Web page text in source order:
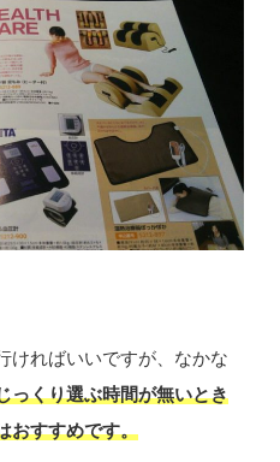
ければいいですが、なかな
っくり選ぶ時間が無いとき
おすすめです。